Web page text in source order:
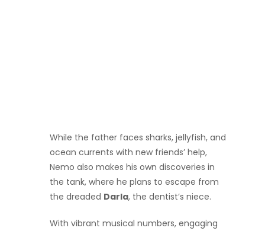
While the father faces sharks, jellyfish, and
ocean currents with new friends’ help,
Nemo also makes his own discoveries in
the tank, where he plans to escape from
the dreaded Darla, the dentist’s niece.
With vibrant musical numbers, engaging